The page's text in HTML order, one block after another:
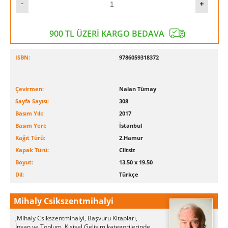
900 TL ÜZERİ KARGO BEDAVA
ISBN: 9786059318372
Çevirmen:
Nalan Tümay
Sayfa Sayısı:
308
Basım Yılı:
2017
Basım Yeri:
İstanbul
Kağıt Türü:
2.Hamur
Kapak Türü:
Ciltsiz
Boyut:
13.50 x 19.50
Dil:
Türkçe
Mihaly Csikszentmihalyi
,Mihaly Csikszentmihalyi, Başvuru Kitapları,